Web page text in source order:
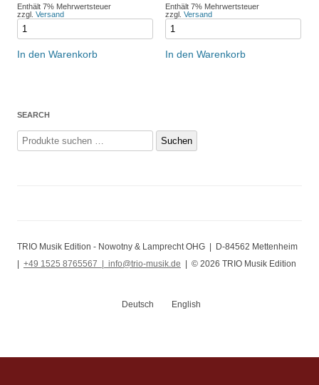
Enthält 7% Mehrwertsteuer
zzgl. Versand
In den Warenkorb
Enthält 7% Mehrwertsteuer
zzgl. Versand
In den Warenkorb
SEARCH
Suchen
nach:
Suchen
TRIO Musik Edition - Nowotny & Lamprecht OHG | D-84562 Mettenheim
+49 1525 8765567 | info@trio-musik.de | © 2026 TRIO Musik Edition
Deutsch English